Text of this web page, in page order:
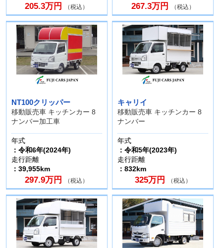
205.3万円 （税込） 267.3万円 （税込）
NT100クリッパー
移動販売車 キッチンカー 8
ナンバー加工車
年式
：令和6年(2024年)
走行距離
：39,955km
297.9万円 （税込）
キャリイ
移動販売車 キッチンカー 8
ナンバー
年式
：令和5年(2023年)
走行距離
：832km
325万円 （税込）